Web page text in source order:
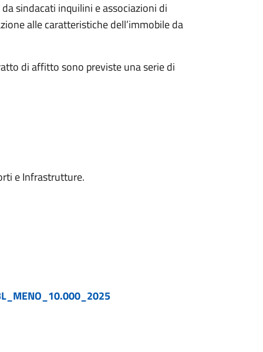
sindacati inquilini e associazioni di
alle caratteristiche dell’immobile da
di affitto sono previste una serie di
e Infrastrutture.